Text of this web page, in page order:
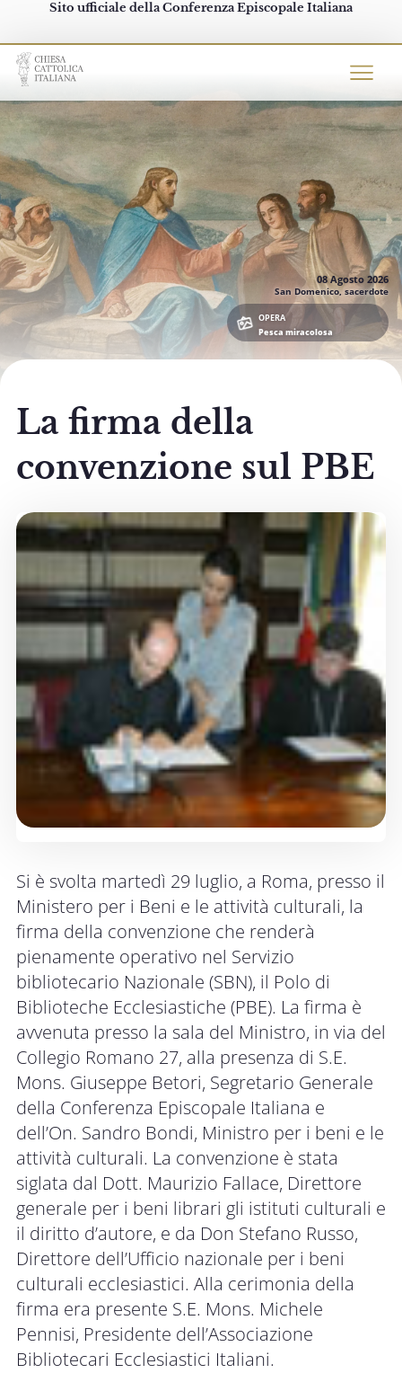
Sito ufficiale della Conferenza Episcopale Italiana
Chiesacattolica.it
08 Agosto 2026
San Domenico, sacerdote
OPERA
Pesca miracolosa
La firma della
convenzione sul PBE
Si è svolta martedì 29 luglio, a Roma, presso il
Ministero per i Beni e le attività culturali, la
firma della convenzione che renderà
pienamente operativo nel Servizio
bibliotecario Nazionale (SBN), il Polo di
Biblioteche Ecclesiastiche (PBE). La firma è
avvenuta presso la sala del Ministro, in via del
Collegio Romano 27, alla presenza di S.E.
Mons. Giuseppe Betori, Segretario Generale
della Conferenza Episcopale Italiana e
dell’On. Sandro Bondi, Ministro per i beni e le
attività culturali. La convenzione è stata
siglata dal Dott. Maurizio Fallace, Direttore
generale per i beni librari gli istituti culturali e
il diritto d’autore, e da Don Stefano Russo,
Direttore dell’Ufficio nazionale per i beni
culturali ecclesiastici. Alla cerimonia della
firma era presente S.E. Mons. Michele
Pennisi, Presidente dell’Associazione
Bibliotecari Ecclesiastici Italiani.